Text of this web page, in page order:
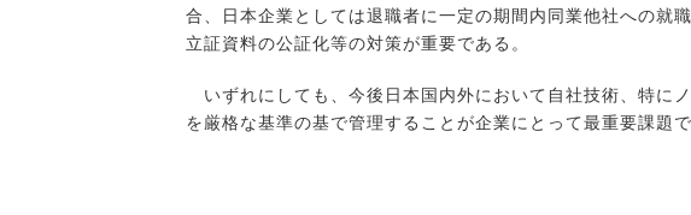
合、日本企業としては退職者に一定の期間内同業他社への就
立証資料の公証化等の対策が重要である。
いずれにしても、今後日本国内外において自社技術、特に
を厳格な基準の基で管理することが企業にとって最重要課題で